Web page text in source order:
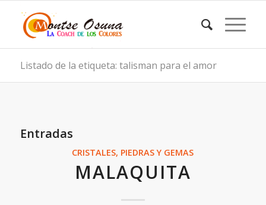
Listado de la etiqueta: talisman para el amor
Entradas
CRISTALES, PIEDRAS Y GEMAS
MALAQUITA